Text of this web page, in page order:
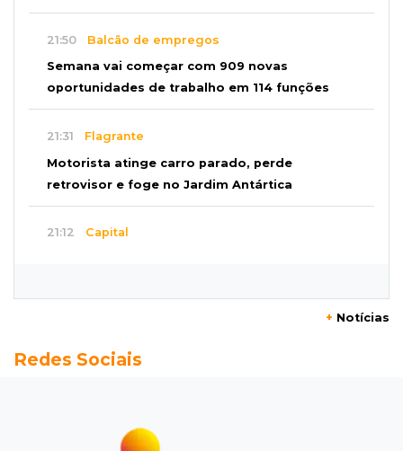
21:50 Balcão de empregos
Semana vai começar com 909 novas
oportunidades de trabalho em 114 funções
21:31 Flagrante
Motorista atinge carro parado, perde
retrovisor e foge no Jardim Antártica
21:12 Capital
Ventania adia Botafogo x Fluminense pelo
+ Notícias
Redes Sociais